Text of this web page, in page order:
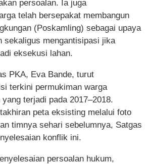
persoalan. Ia juga
telah bersepakat membangun
(Poskamling) sebagai upaya
sekaligus mengantisipasi jika
eksekusi lahan.
PKA, Eva Bande, turut
terkini permukiman warga
terjadi pada 2017–2018.
peta eksisting melalui foto
timnya sehari sebelumnya, Satgas
konflik ini.
persoalan hukum,